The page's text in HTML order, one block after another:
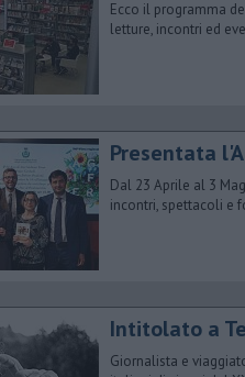
​Ecco il programma
letture, incontri ed
Presentata
Dal 23 Aprile al 3
incontri, spettacoli e
Intitolato a
Giornalista e